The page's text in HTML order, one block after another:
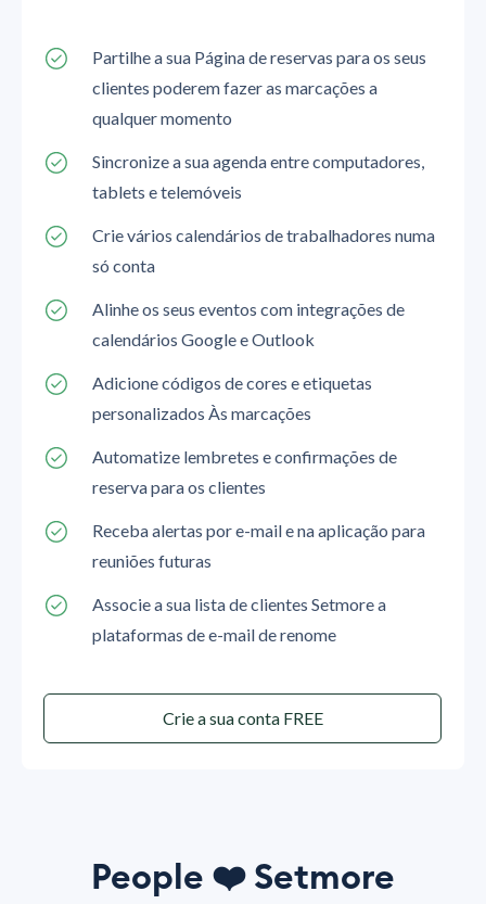
Crie a sua conta FREE
Partilhe a sua Página de reservas para os seus
clientes poderem fazer as marcações a
qualquer momento
Sincronize a sua agenda entre computadores,
tablets e telemóveis
Crie vários calendários de trabalhadores numa
só conta
Alinhe os seus eventos com integrações de
calendários Google e Outlook
Adicione códigos de cores e etiquetas
personalizados Às marcações
Automatize lembretes e confirmações de
reserva para os clientes
Receba alertas por e-mail e na aplicação para
reuniões futuras
Associe a sua lista de clientes Setmore a
plataformas de e-mail de renome
People ❤️ Setmore